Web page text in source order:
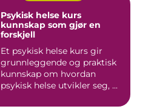
Psykisk helse kurs
kunnskap som gjør en
forskjell
Et psykisk helse kurs gir
grunnleggende og praktisk
kunnskap om hvordan
psykisk helse utvikler seg, ...